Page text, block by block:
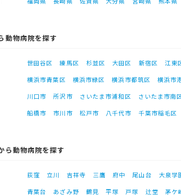
動物病院を探す
世田谷区 練馬区 杉並区 大田区 新宿区 江東
横浜市青葉区 横浜市緑区 横浜市都筑区 横浜市
川口市 所沢市 さいたま市浦和区 さいたま市南
船橋市 市川市 松戸市 八千代市 千葉市稲毛区
ら動物病院を探す
荻窪 立川 吉祥寺 三鷹 府中 尾山台 大泉学
青葉台 あざみ野 鶴見 平塚 戸塚 辻堂 茅ケ